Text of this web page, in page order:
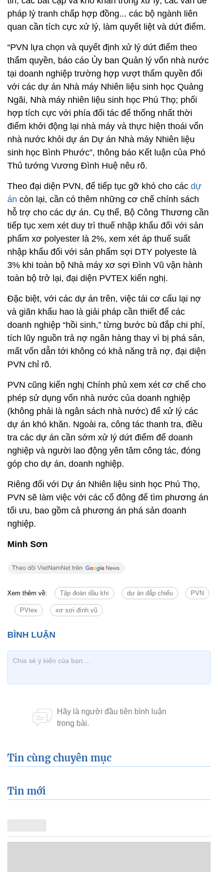
pháp lý tranh chấp hợp đồng... các bộ ngành liên
quan cần tích cực xử lý, làm quyết liệt và dứt điểm.
“PVN lựa chọn và quyết định xử lý dứt điểm theo
thẩm quyền, báo cáo Ủy ban Quản lý vốn nhà nước
tại doanh nghiệp trường hợp vượt thẩm quyền đối
với các dự án Nhà máy Nhiên liệu sinh học Quảng
Ngãi, Nhà máy nhiên liệu sinh học Phú Thọ; phối
hợp tích cực với phía đối tác để thống nhất thời
điểm khởi động lại nhà máy và thực hiện thoái vốn
nhà nước khỏi dự án Dự án Nhà máy Nhiên liệu
sinh học Bình Phước”, thông báo Kết luận của Phó
Thủ tướng Vương Đình Huệ nêu rõ.
Theo đại diện PVN, để tiếp tục gỡ khó cho các dự
án còn lại, cần có thêm những cơ chế chính sách
hỗ trợ cho các dự án. Cụ thể, Bộ Công Thương cần
tiếp tục xem xét duy trì thuế nhập khẩu đối với sản
phẩm xơ polyester là 2%, xem xét áp thuế suất
nhập khẩu đối với sản phẩm sợi DTY polyeste là
3% khi toàn bộ Nhà máy xơ sợi Đình Vũ vận hành
toàn bộ trở lại, đại diện PVTEX kiến nghị.
Đặc biệt, với các dự án trên, việc tái cơ cấu lại nợ
và giãn khấu hao là giải pháp cần thiết để các
doanh nghiệp “hồi sinh,” từng bước bù đắp chi phí,
tích lũy nguồn trả nợ ngân hàng thay vì bị phá sản,
mất vốn dẫn tới không có khả năng trả nợ, đại diện
PVN chỉ rõ.
PVN cũng kiến nghị Chính phủ xem xét cơ chế cho
phép sử dụng vốn nhà nước của doanh nghiệp
(không phải là ngân sách nhà nước) để xử lý các
dự án khó khăn. Ngoài ra, công tác thanh tra, điều
tra các dự án cần sớm xử lý dứt điểm để doanh
nghiệp và người lao động yên tâm công tác, đóng
góp cho dự án, doanh nghiệp.
Riêng đối với Dự án Nhiên liệu sinh học Phú Thọ,
PVN sẽ làm việc với các cổ đông để tìm phương án
tối ưu, bao gồm cả phương án phá sản doanh
nghiệp.
Minh Sơn
Xem thêm về: Tập đoàn dầu khí dự án đắp chiếu PVN
PVtex xơ sợi đình vũ
Tin cùng chuyên mục
Tin mới